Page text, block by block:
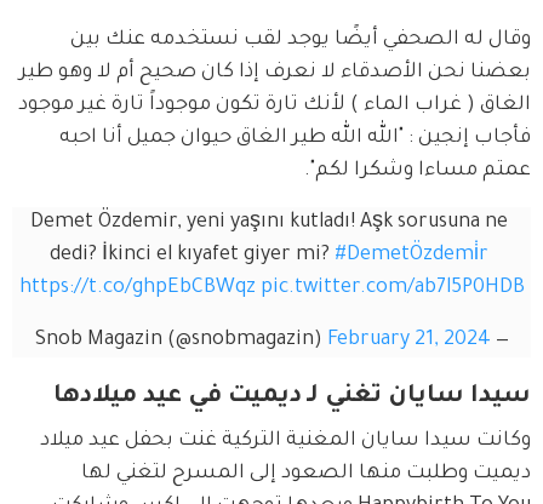
وقال له الصحفي أيضًا يوجد لقب نستخدمه عنك بين
بعضنا نحن الأصدقاء لا نعرف إذا كان صحيح أم لا وهو طير
الغاق ( غراب الماء ) لأنك تارة تكون موجوداً تارة غير موجود
فأجاب إنجين : "الله الله طير الغاق حيوان جميل أنا احبه
عمتم مساءا وشكرا لكم".
Demet Özdemir, yeni yaşını kutladı! Aşk sorusuna ne
dedi? İkinci el kıyafet giyer mi? #DemetÖzdemi̇r
https://t.co/ghpEbCBWqz pic.twitter.com/ab7l5P0HDB
— Snob Magazin (@snobmagazin)
February 21, 2024
سيدا سايان تغني لـ ديميت في عيد ميلادها
وكانت سيدا سايان المغنية التركية غنت بحفل عيد ميلاد
ديميت وطلبت منها الصعود إلى المسرح لتغني لها